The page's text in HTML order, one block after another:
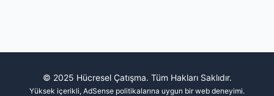
© 2025 Hücresel Çatışma. Tüm Hakları Saklıdır.
Yüksek içerikli, AdSense politikalarına uygun bir web deneyimi.